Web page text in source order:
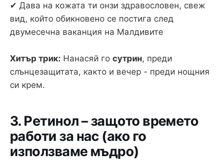
✔ Дава на кожата ти онзи здравословен, свеж
вид, който обикновено се постига след
двумесечна ваканция на Малдивите
Хитър трик: Нанасяй го сутрин, преди
слънцезащитата, както и вечер - преди нощния
си крем.
3. Ретинол – защото времето
работи за нас (ако го
използваме мъдро)